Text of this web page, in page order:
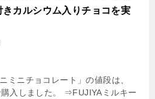
カルシウム入りチョコを実
ミニチョコレート」の値段は、
入しました。 ⇒FUJIYAミルキー